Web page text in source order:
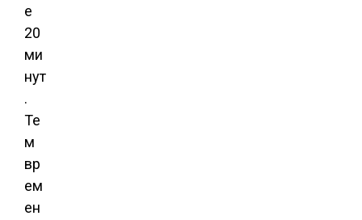
е
20
ми
нут
.
Те
м
вр
ем
ен